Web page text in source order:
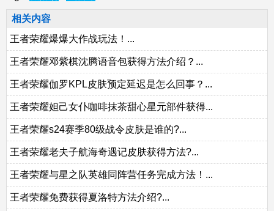
相关内容
王者荣耀爆爆大作战玩法！...
王者荣耀邓紫棋沈腾语音包获得方法介绍？...
王者荣耀伽罗KPL皮肤预定延迟是怎么回事？...
王者荣耀妲己女仆咖啡抹茶甜心星元部件获得...
王者荣耀s24赛季80级战令皮肤是谁的?...
王者荣耀老夫子航海奇遇记皮肤获得方法?...
王者荣耀与星之队英雄同阵营任务完成方法！...
王者荣耀免费获得夏洛特方法介绍?...